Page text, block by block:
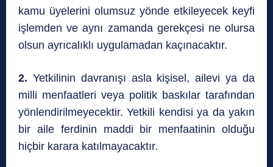
kamu üyelerini olumsuz yönde etkileyecek keyfi
işlemden ve aynı zamanda gerekçesi ne olursa
olsun ayrıcalıklı uygulamadan kaçınacaktır.
2. Yetkilinin davranışı asla kişisel, ailevi ya da
milli menfaatleri veya politik baskılar tarafından
yönlendirilmeyecektir. Yetkili kendisi ya da yakın
bir aile ferdinin maddi bir menfaatinin olduğu
hiçbir karara katılmayacaktır.